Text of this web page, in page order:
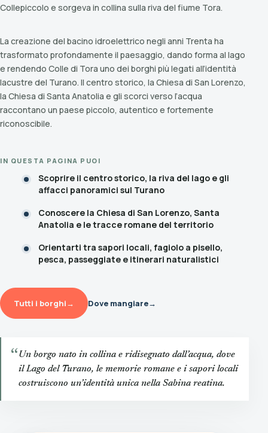
Collepiccolo e sorgeva in collina sulla riva del fiume Tora.
La creazione del bacino idroelettrico negli anni Trenta ha
trasformato profondamente il paesaggio, dando forma al lago
e rendendo Colle di Tora uno dei borghi più legati all’identità
lacustre del Turano. Il centro storico, la Chiesa di San Lorenzo,
la Chiesa di Santa Anatolia e gli scorci verso l’acqua
raccontano un paese piccolo, autentico e fortemente
riconoscibile.
IN QUESTA PAGINA PUOI
Scoprire il centro storico, la riva del lago e gli
affacci panoramici sul Turano
Conoscere la Chiesa di San Lorenzo, Santa
Anatolia e le tracce romane del territorio
Orientarti tra sapori locali, fagiolo a pisello,
pesca, passeggiate e itinerari naturalistici
Tutti i borghi→ Dove mangiare→
“Un borgo nato in collina e ridisegnato dall’acqua, dove
il Lago del Turano, le memorie romane e i sapori locali
costruiscono un’identità unica nella Sabina reatina.